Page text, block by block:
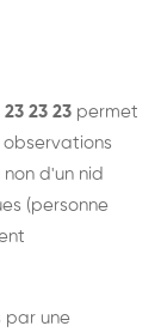
23 23 23 permet
d'un nid
(personne
par une